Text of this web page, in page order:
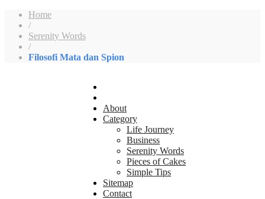
Home
/
Serenity Words
/
Filosofi Mata dan Spion
About
Category
Life Journey
Business
Serenity Words
Pieces of Cakes
Simple Tips
Sitemap
Contact